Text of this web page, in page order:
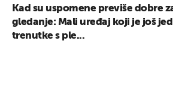
Kad su uspomene previše dobre
gledanje: Mali uređaj koji je još
trenutke s ple...